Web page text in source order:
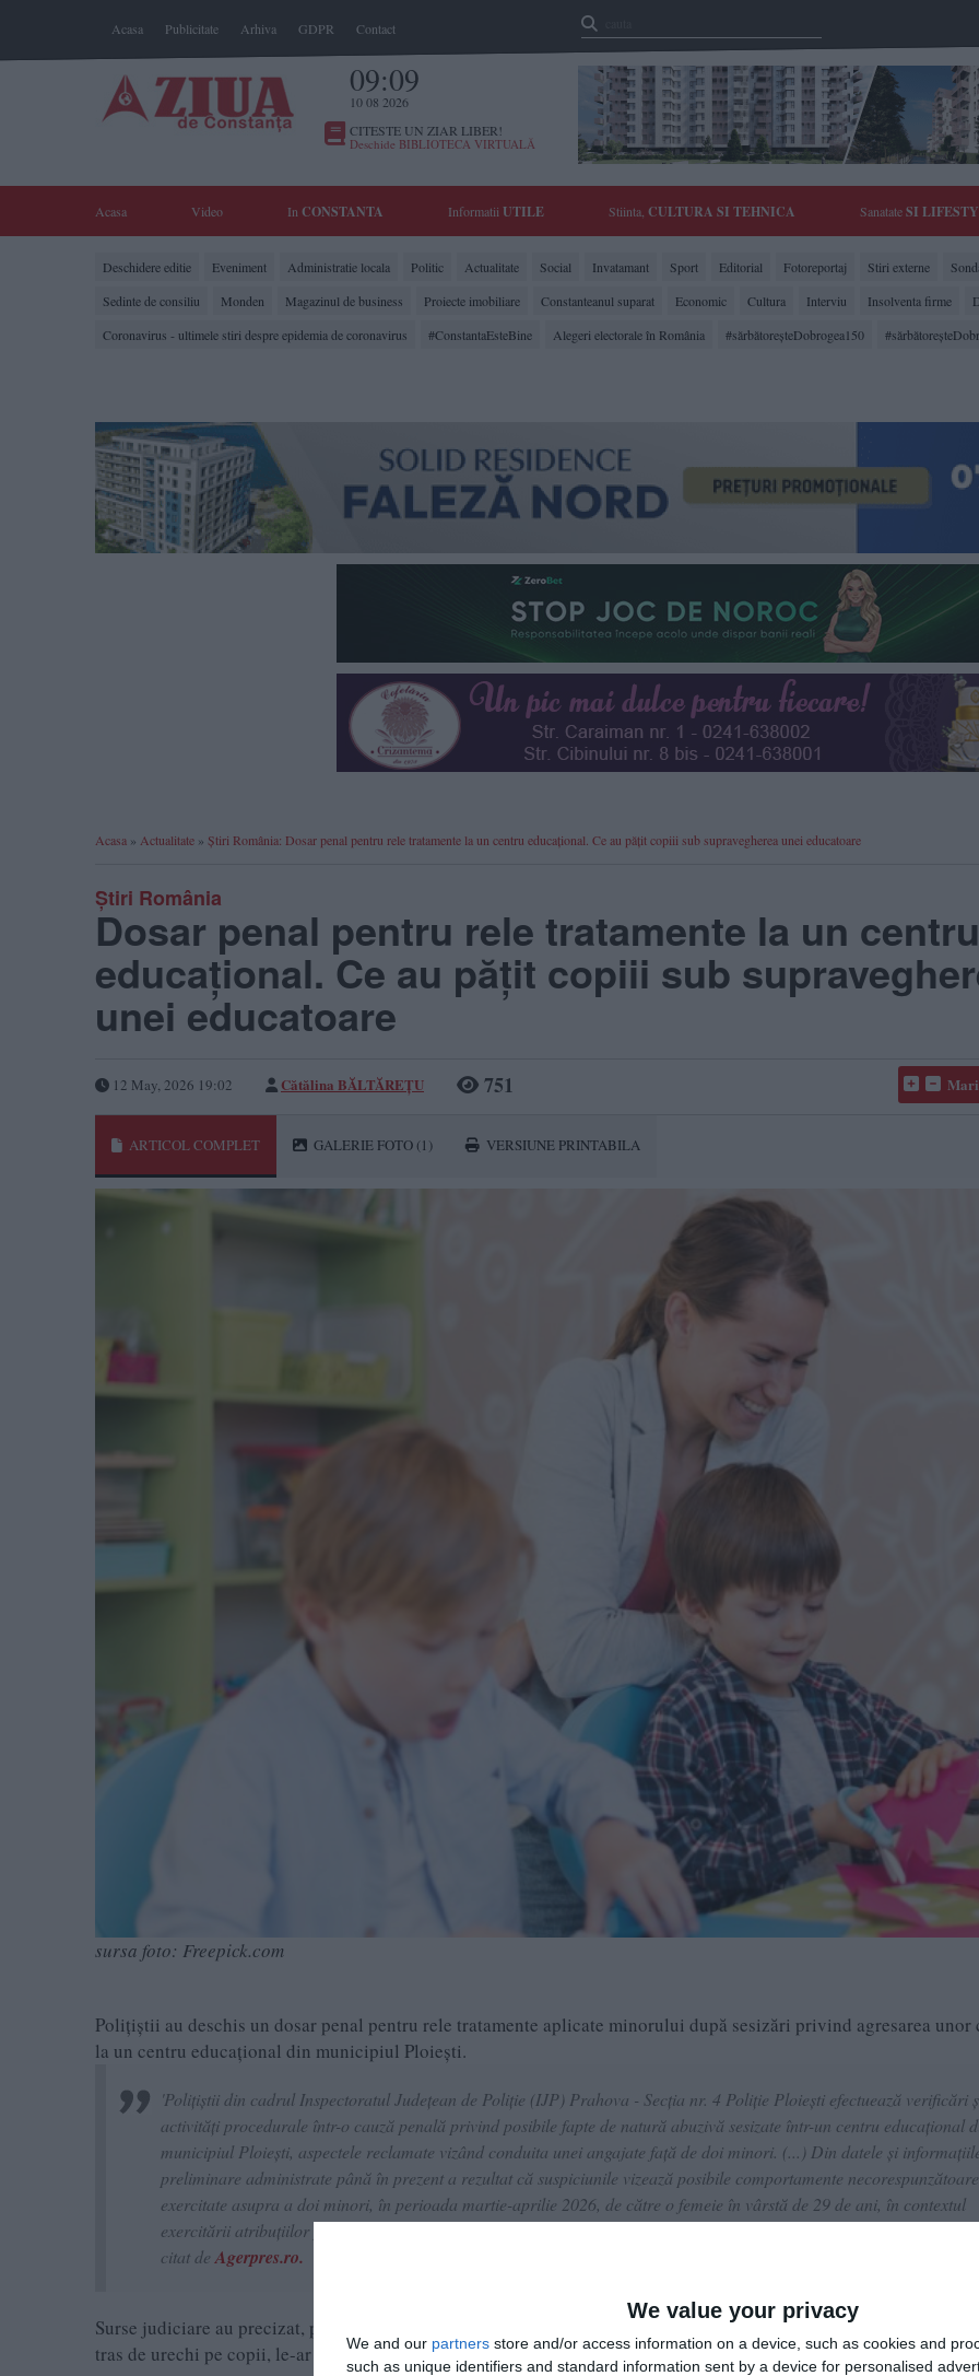
We value your privacy
We and our partners store and/or access information on a device, such as cookies and
such as unique identifiers and standard information sent by a device for personalised
Acasa Publicitate Arhiva GDPR Contact
09:09
10 08 2026
CITESTE UN ZIAR LIBER!
Deschide BIBLIOTECA VIRTUALĂ
Acasa Video In CONSTANTA Informatii UTILE Stiinta, CULTURA SI TEHNICA SanatateSI
Deschidere editie Eveniment Administratie locala Politic Actualitate Social Invatamant Sport Editorial Fotoreportaj Stiri externe
Sedinte de consiliu
Monden Magazinul de business Proiecte imobiliare Constanteanul suparat Economic Cultura Interviu Insolventa firme
Coronavirus - ultimele stiri despre epidemia de coronavirus
#ConstantaEsteBine Alegeri electorale în România #sărbătoreşteDobrogea150
Acasa » Actualitate » Știri România: Dosar penal pentru rele tratamente la un centru educațional. Ce au pățit copiii sub supravegherea unei educatoare
Știri România
Dosar penal pentru rele tratamente la un centru
educațional. Ce au pățit copiii sub
unei educatoare
12 May, 2026 19:02 Cătălina BĂLTĂREȚU 751
ARTICOL COMPLET GALERIE FOTO (1) VERSIUNE PRINTABILA
sursa foto: Freepick.com
Polițiștii au deschis un dosar penal pentru rele tratamente aplicate minorului după sesizări privind agresarea unor
la un centru educațional din municipiul Ploiești.
'Polițiștii din cadrul Inspectoratul Județean de Poliție (IJP) Prahova - Secția nr. 4 Poliție Ploiești efectuează verificări
activități procedurale într-o cauză penală privind posibile fapte de natură abuzivă sesizate într-un centru educațional
municipiul Ploiești, aspectele reclamate vizând conduita unei angajate față de doi minori. (...) Din datele și
preliminare administrate până în prezent a rezultat că suspiciunile vizează posibile comportamente necorespunzătoare
exercitate asupra a doi minori, în perioada martie-aprilie 2026, de către o femeie în vârstă de 29 de ani, în contextul
exercitării atribuțiilor profesionale desfășurate în cadrul unității educaționale respective', a informat, marți, IJP
citat deAgerpres.ro.
Surse judiciare au precizat, pentru AGERPRES, că persoana acuzată de comiterea faptelor ar fi o educatoare, care i-
tras de urechi pe copii, le-ar fi vorbit urât, iar pe unul dintre ei l-ar fi lovit cu palma peste față.